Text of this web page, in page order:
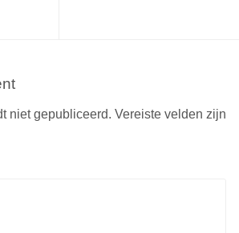
niet gepubliceerd. Vereiste velden zijn